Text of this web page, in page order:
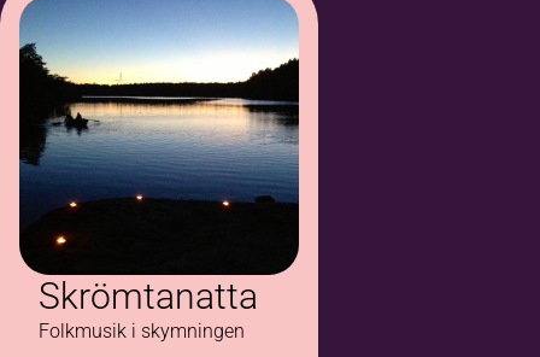
Skrömtanatta
Folkmusik i skymningen